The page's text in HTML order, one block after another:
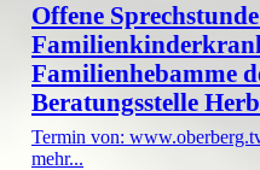
Offene
Familienhebamme
Beratungsstelle
Termin von:
mehr...